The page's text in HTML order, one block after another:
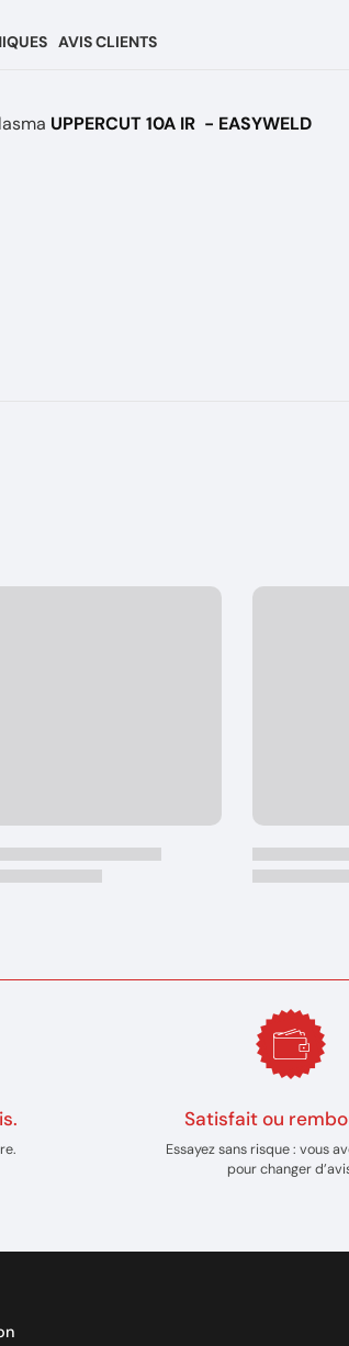
AVIS CLIENTS
UPPERCUT 10A IR - EASYWELD
Satisfait ou
Essayez sans risque : vous
pour changer